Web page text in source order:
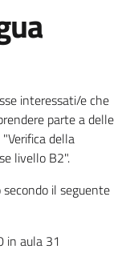
interessati/e che
parte a delle
della
livello B2".
il seguente
in aula 31